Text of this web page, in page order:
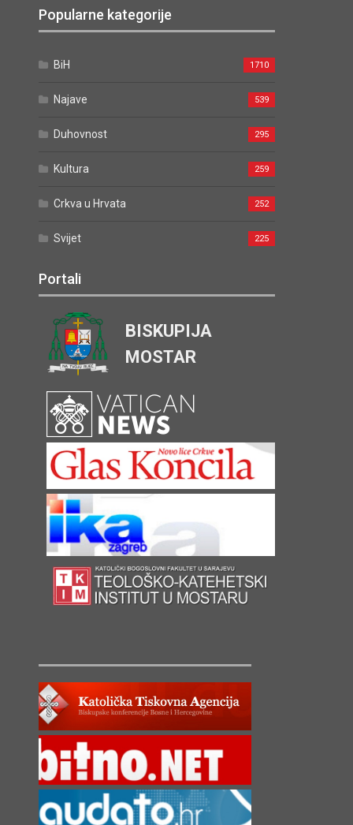
Popularne kategorije
BiH 1710
Najave 539
Duhovnost 295
Kultura 259
Crkva u Hrvata 252
Svijet 225
Portali
BISKUPIJA
MOSTAR